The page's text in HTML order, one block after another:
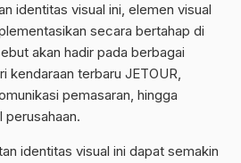
identitas visual ini, elemen visual
secara bertahap di
akan hadir pada berbagai
kendaraan terbaru JETOUR,
pemasaran, hingga
identitas visual ini dapat semakin